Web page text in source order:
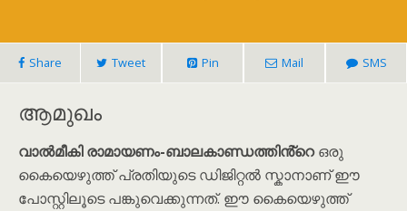
Share Tweet Pin Mail SMS
ആമുഖം
വാൽമീകി രാമായണം-ബാലകാണ്ഡത്തിൻ്റെഒരു
കൈയെഴുത്ത് പ്രതിയുടെ ഡിജിറ്റൽ സ്കാനാണ് ഈ
പോസ്റ്റിലൂടെ പങ്കുവെക്കുന്നത്. ഈ കൈയെഴുത്ത്